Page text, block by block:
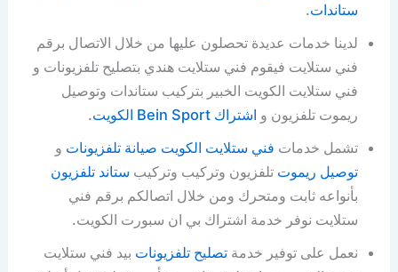
ستاندات.
لدينا خدمات عديدة تحصلون عليها من خلال الاتصال برقم
فني ستلايت فيقوم فني ستلايت هندي بتصليح تلفزيونات و
فني ستلايت الكويت الخبير بتركيب ستاندات وتوصيل
ريموت تلفزيون و اشتراك Bein Sport الكويت
.
تشمل خدمات فني ستلايت الكويت صيانة تلفزيونات و
توصيل ريموت تلفزيون وتركيب وتركيب ستاند تلفزيون
بأنواعه ثابت ومتحرك ومن خلال اتصالكم برقم فني
ستلايت نوفر خدمة اشتراك بي ان سبورت الكويت.
نعمل على توفير خدمةتصليح تلفزيونات بيد فني ستلايت